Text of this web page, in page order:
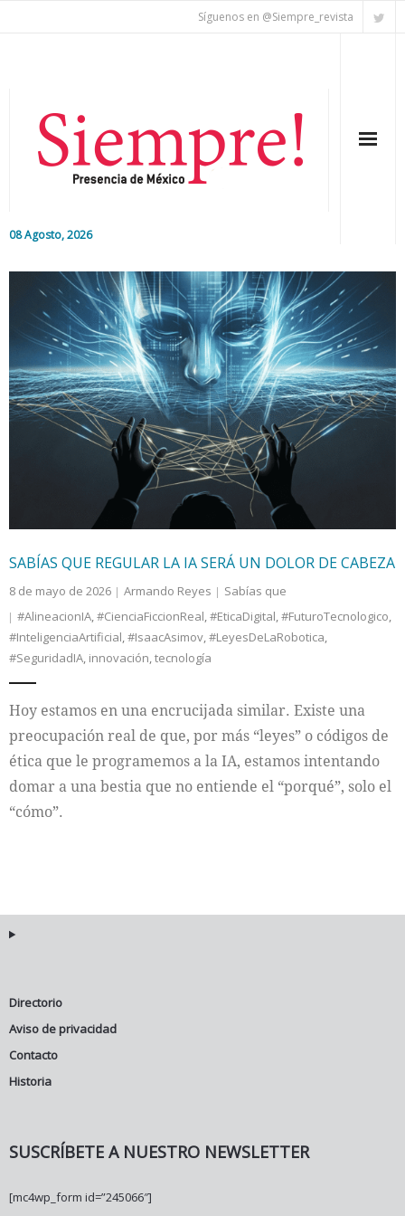
Síguenos en @Siempre_revista
08 Agosto, 2026
Editorial
Nacional
Colaboradores
Internacional
SABÍAS QUE REGULAR LA IA SERÁ UN DOLOR DE CABEZA
8 de mayo de 2026 Armando Reyes
Sabías que
#AlineacionIA,#CienciaFiccionReal,#EticaDigital,#FuturoTecnologico,
#InteligenciaArtificial,#IsaacAsimov,#LeyesDeLaRobotica,
#SeguridadIA, innovación,tecnología
Hoy estamos en una encrucijada similar. Existe una
preocupación real de que, por más “leyes” o códigos de
ética que le programemos a la IA, estamos intentando
domar a una bestia que no entiende el “porqué”, solo el
“cómo”.
Directorio
Aviso de privacidad
Contacto
Historia
SUSCRÍBETE A NUESTRO NEWSLETTER
[mc4wp_form id=”245066″]